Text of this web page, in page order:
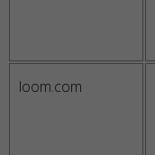
loom.com